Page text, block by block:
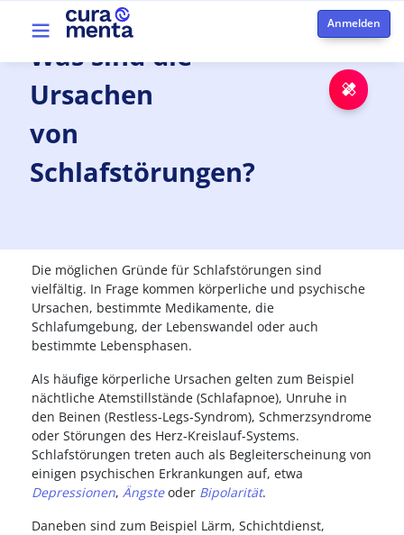
Direkt zum Inhalt
Top menu
Wassinddie
Ursachen
von
Schlafstörungen?
Die möglichen Gründe für Schlafstörungen sind
vielfältig. In Frage kommen körperliche und psychische
Ursachen, bestimmte Medikamente, die
Schlafumgebung, der Lebenswandel oder auch
bestimmte Lebensphasen.
Als häufige körperliche Ursachen gelten zum Beispiel
nächtliche Atemstillstände (Schlafapnoe), Unruhe in
den Beinen (Restless-Legs-Syndrom), Schmerzsyndrome
oder Störungen des Herz-Kreislauf-Systems.
Schlafstörungen treten auch als Begleiterscheinung von
einigen psychischen Erkrankungen auf, etwa
Depressionen,Ängsteoder Bipolarität.
Daneben sind zum Beispiel Lärm, Schichtdienst,